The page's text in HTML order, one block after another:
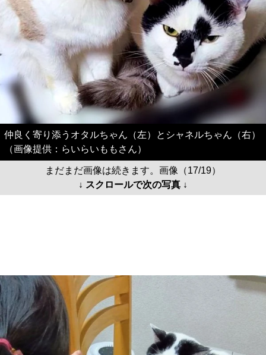
仲良く寄り添うオタルちゃん（左）とシャネルちゃん（右）
（画像提供：らいらいももさん）
まだまだ画像は続きます。画像（17/19）
↓ スクロールで次の写真 ↓